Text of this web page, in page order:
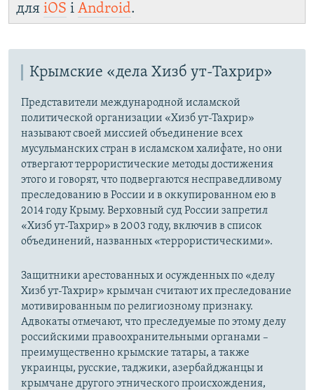
для iOS і Android.
Крымские «дела Хизб ут-Тахрир»
Представители международной исламской
политической организации «Хизб ут-Тахрир»
называют своей миссией объединение всех
мусульманских стран в исламском халифате, но они
отвергают террористические методы достижения
этого и говорят, что подвергаются несправедливому
преследованию в России и в оккупированном ею в
2014 году Крыму. Верховный суд России запретил
«Хизб ут-Тахрир» в 2003 году, включив в список
объединений, названных «террористическими».
Защитники арестованных и осужденных по «делу
Хизб ут-Тахрир» крымчан считают их преследование
мотивированным по религиозному признаку.
Адвокаты отмечают, что преследуемые по этому делу
российскими правоохранительными органами –
преимущественно крымские татары, а также
украинцы, русские, таджики, азербайджанцы и
крымчане другого этнического происхождения,